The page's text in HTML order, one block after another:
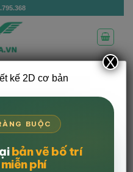
cải thiện tư thế
kế 2D cơ bản
BUỘC
bản vẽ bố trí
miễn phí
X